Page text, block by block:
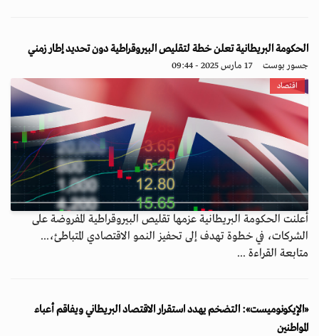
الحكومة البريطانية تعلن خطة لتقليص البيروقراطية دون تحديد إطار زمني
جسور بوست 17 مارس 2025 - 09:44
اقتصاد
أعلنت الحكومة البريطانية عزمها تقليص البيروقراطية المفروضة على
الشركات، في خطوة تهدف إلى تحفيز النمو الاقتصادي المتباطئ،...
متابعة القراءة ...
«الإيكونوميست»: التضخم يهدد استقرار الاقتصاد البريطاني ويفاقم أعباء
المواطنين